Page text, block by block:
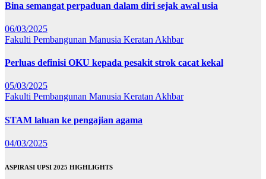
Bina semangat perpaduan dalam diri sejak awal usia
06/03/2025
Fakulti Pembangunan Manusia Keratan Akhbar
Perluas definisi OKU kepada pesakit strok cacat kekal
05/03/2025
Fakulti Pembangunan Manusia Keratan Akhbar
STAM laluan ke pengajian agama
04/03/2025
ASPIRASI UPSI 2025 HIGHLIGHTS